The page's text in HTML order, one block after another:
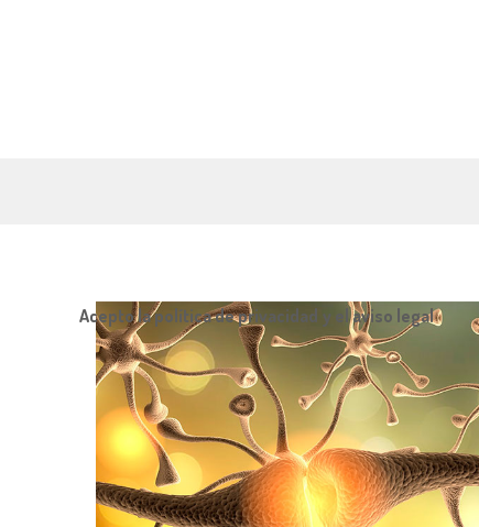
Acepto la política de privacidad y el aviso legal